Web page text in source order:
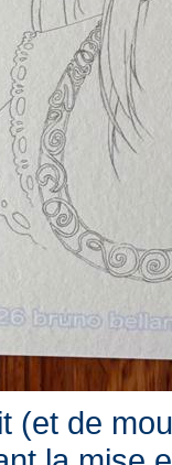
(et de